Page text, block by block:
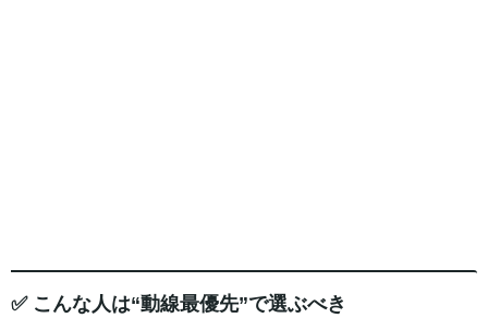
✅ こんな人は“動線最優先”で選ぶべき